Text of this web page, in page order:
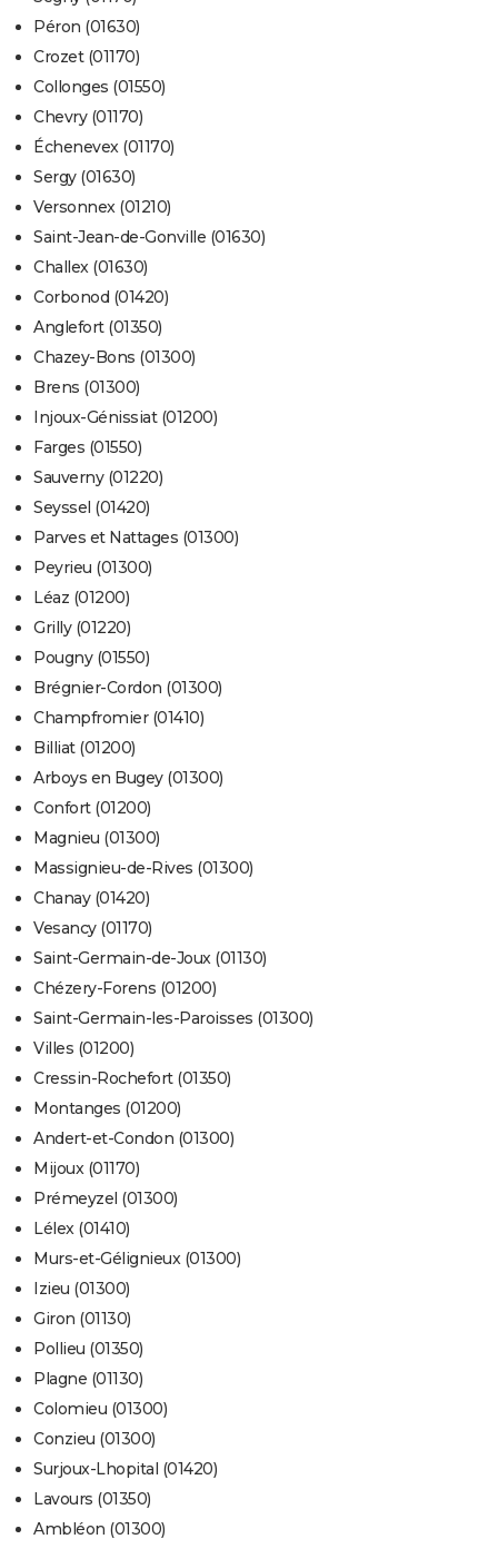
Péron (01630)
Crozet (01170)
Collonges (01550)
Chevry (01170)
Échenevex (01170)
Sergy (01630)
Versonnex (01210)
Saint-Jean-de-Gonville (01630)
Challex (01630)
Corbonod (01420)
Anglefort (01350)
Chazey-Bons (01300)
Brens (01300)
Injoux-Génissiat (01200)
Farges (01550)
Sauverny (01220)
Seyssel (01420)
Parves et Nattages (01300)
Peyrieu (01300)
Léaz (01200)
Grilly (01220)
Pougny (01550)
Brégnier-Cordon (01300)
Champfromier (01410)
Billiat (01200)
Arboys en Bugey (01300)
Confort (01200)
Magnieu (01300)
Massignieu-de-Rives (01300)
Chanay (01420)
Vesancy (01170)
Saint-Germain-de-Joux (01130)
Chézery-Forens (01200)
Saint-Germain-les-Paroisses (01300)
Villes (01200)
Cressin-Rochefort (01350)
Montanges (01200)
Andert-et-Condon (01300)
Mijoux (01170)
Prémeyzel (01300)
Lélex (01410)
Murs-et-Gélignieux (01300)
Izieu (01300)
Giron (01130)
Pollieu (01350)
Plagne (01130)
Colomieu (01300)
Conzieu (01300)
Surjoux-Lhopital (01420)
Lavours (01350)
Ambléon (01300)